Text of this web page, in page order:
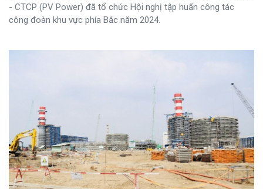
- CTCP (PV Power) đã tổ chức Hội nghị tập huấn công tác
công đoàn khu vực phía Bắc năm 2024.